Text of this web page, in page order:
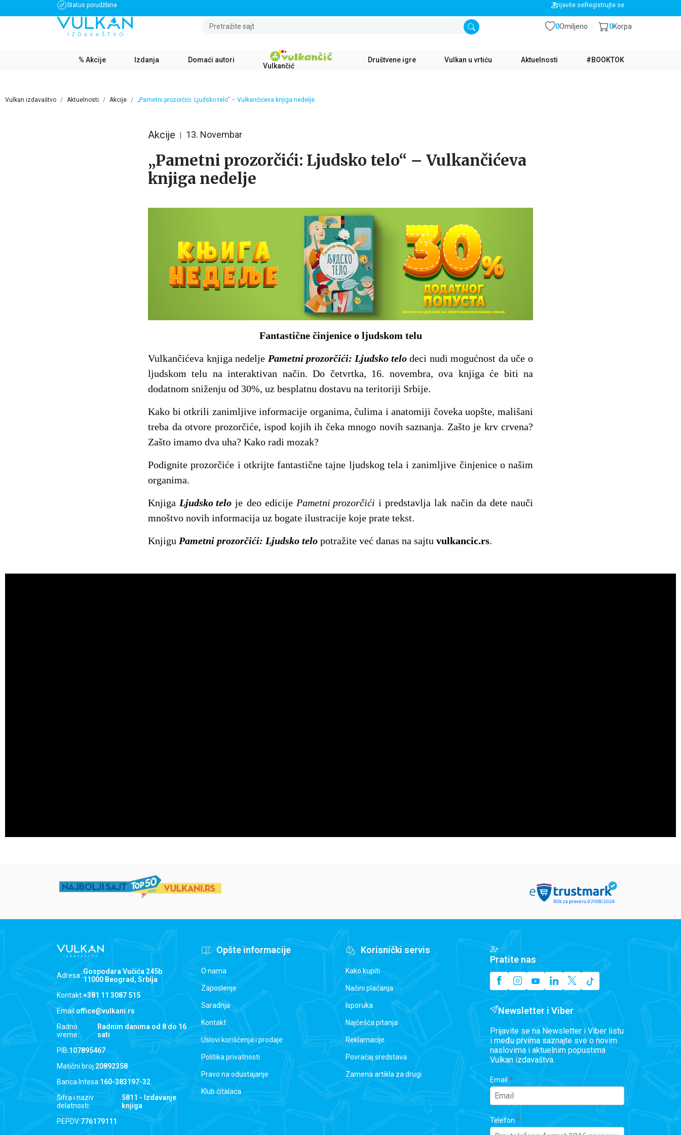
Status porudžbine
BESPLATNA DOSTAVA ZA IZNOS PREKO 3500 RSD BESPLATNA DOSTAVA ZA IZNOS PREKO 3500 RSD
Prijavite se Registrujte se
Pretražite sajt Omiljeno
0 Korpa
0
% Akcije Izdanja Domaći autori
Vulkančić
Društvene igre Vulkan u vrtiću Aktuelnosti #BOOKTOK
Vulkan izdavaštvo Aktuelnosti Akcije „Pametni prozorčići: Ljudsko telo“ – Vulkančićeva knjiga nedelje
Akcije 13. Novembar
„Pametni prozorčići: Ljudsko telo“ – Vulkančićeva
knjiga nedelje
Fantastične činjenice o ljudskom telu
Vulkančićeva knjiga nedelje Pametni prozorčići: Ljudsko telodeci nudi mogućnost da uče o
ljudskom telu na interaktivan način. Do četvrtka, 16. novembra, ova knjiga će biti na
dodatnom sniženju od 30%, uz besplatnu dostavu na teritoriji Srbije.
Kako bi otkrili zanimljive informacije organima, čulima i anatomiji čoveka uopšte, mališani
treba da otvore prozorčiće, ispod kojih ih čeka mnogo novih saznanja. Zašto je krv crvena?
Zašto imamo dva uha? Kako radi mozak?
Podignite prozorčiće i otkrijte fantastične tajne ljudskog tela i zanimljive činjenice o našim
organima.
KnjigaLjudsko telo je deo edicije Pametni prozorčići i predstavlja lak način da dete nauči
mnoštvo novih informacija uz bogate ilustracije koje prate tekst.
Knjigu Pametni prozorčići: Ljudsko telo potražite već danas na sajtu vulkancic.rs.
Adresa :Gospodara Vučića 245b
11000 Beograd, Srbija
Kontakt:+381 11 3087 515
Email:office@vulkani.rs
Radno
vreme:
Radnim danima od 8 do 16
sati
PIB:107895467
Matični broj:20892358
Banca Intesa:160-383197-32
Šifra i naziv
delatnosti:
5811 - Izdavanje
knjiga
PEPDV:776179111
Opšte informacije
O nama
Zaposlenje
Saradnja
Kontakt
Uslovi korišćenja i prodaje
Politika privatnosti
Pravo na odustajanje
Klub čitalaca
Korisnički servis
Kako kupiti
Načini plaćanja
Isporuka
Najčešća pitanja
Reklamacije
Povraćaj sredstava
Zamena artikla za drugi
Pratite nas
Newsletter i Viber
Prijavite se na Newsletter i Viber listu
i među prvima saznajte sve o novim
naslovima i aktuelnim popustima
Vulkan izdavaštva.
Email
Telefon